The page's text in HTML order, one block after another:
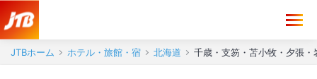
JTBホーム ホテル・旅館・宿 北海道 千歳・支笏・苫小牧・夕張